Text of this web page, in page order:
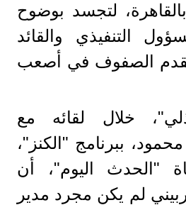
بالقاهرة، لتجسد بوضوح
التنفيذي والقائد
يتقدم الصفوف في أصعب
خلال لقائه مع
ببرنامج "الكنز"،
"الحدث اليوم"، أن
لم يكن مجرد مدير